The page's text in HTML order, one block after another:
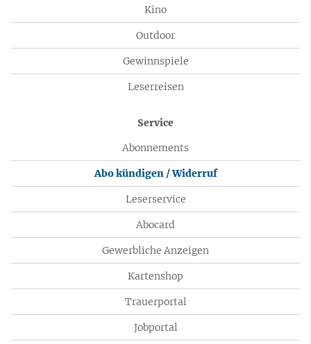
Kino
Outdoor
Gewinnspiele
Leserreisen
Service
Abonnements
Abo kündigen / Widerruf
Leserservice
Abocard
Gewerbliche Anzeigen
Kartenshop
Trauerportal
Jobportal